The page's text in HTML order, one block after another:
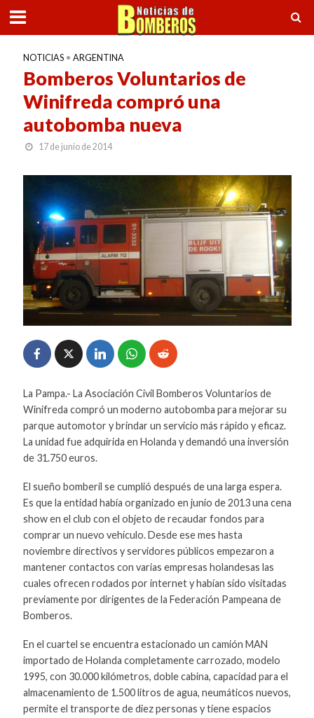
NOTICIAS • ARGENTINA
Bomberos Voluntarios de
Winifreda compró una
autobomba nueva
17 de junio de 2014
La Pampa.- La Asociación Civil Bomberos Voluntarios de
Winifreda compró un moderno autobomba para mejorar su
parque automotor y brindar un servicio más rápido y eficaz.
La unidad fue adquirida en Holanda y demandó una inversión
de 31.750 euros.
El sueño bomberíl se cumplió después de una larga espera.
Es que la entidad había organizado en junio de 2013 una cena
show en el club con el objeto de recaudar fondos para
comprar un nuevo vehículo. Desde ese mes hasta
noviembre directivos y servidores públicos empezaron a
mantener contactos con varias empresas holandesas las
cuales ofrecen rodados por internet y habían sido visitadas
previamente por dirigentes de la Federación Pampeana de
Bomberos.
En el cuartel se encuentra estacionado un camión MAN
importado de Holanda completamente carrozado, modelo
1995, con 30.000 kilómetros, doble cabina, capacidad para el
almacenamiento de 1.500 litros de agua, neumáticos nuevos,
permite el transporte de diez personas y tiene espacios